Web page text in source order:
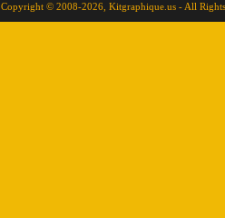
Copyright © 2008-2026, Kitgraphique.us - All